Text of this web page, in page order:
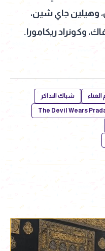
وهيلين جاي شين،
وكونراد ريكامورا.
الغناء شباك التذاكر